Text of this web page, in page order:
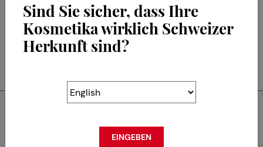
RETOUR
Swisscos ist Mitglied von
Sind Sie sicher, dass Ihre
Kosmetika wirklich Schweizer
Herkunft sind?
EINGEBEN